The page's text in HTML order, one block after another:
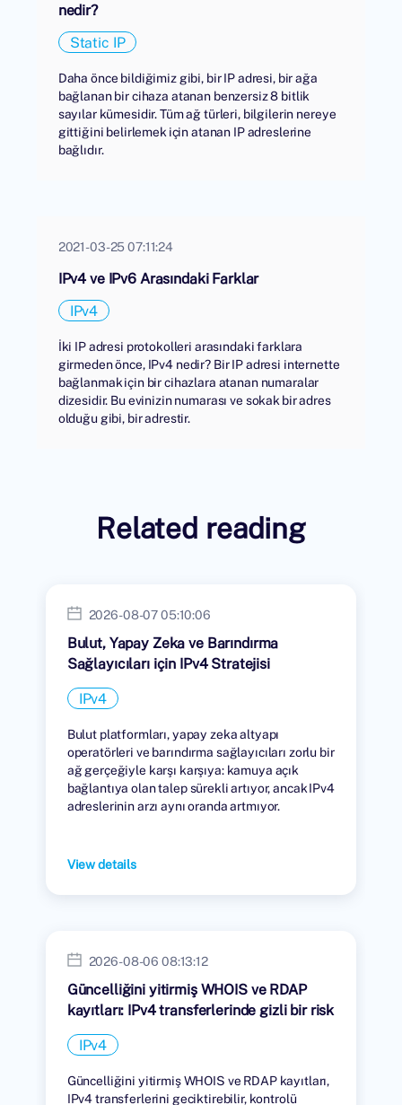
nedir?
Static IP
Daha önce bildiğimiz gibi, bir IP adresi, bir ağa
bağlanan bir cihaza atanan benzersiz 8 bitlik
sayılar kümesidir. Tüm ağ türleri, bilgilerin nereye
gittiğini belirlemek için atanan IP adreslerine
bağlıdır.
2021-03-25 07:11:24
IPv4 ve IPv6 Arasındaki Farklar
IPv4
İki IP adresi protokolleri arasındaki farklara
girmeden önce, IPv4 nedir? Bir IP adresi internette
bağlanmak için bir cihazlara atanan numaralar
dizesidir. Bu evinizin numarası ve sokak bir adres
olduğu gibi, bir adrestir.
Related reading
2026-08-07 05:10:06
Bulut, Yapay Zeka ve Barındırma
Sağlayıcıları için IPv4 Stratejisi
IPv4
Bulut platformları, yapay zeka altyapı
operatörleri ve barındırma sağlayıcıları zorlu bir
ağ gerçeğiyle karşı karşıya: kamuya açık
bağlantıya olan talep sürekli artıyor, ancak IPv4
adreslerinin arzı aynı oranda artmıyor.
View details
2026-08-06 08:13:12
Güncelliğini yitirmiş WHOIS ve RDAP
kayıtları: IPv4 transferlerinde gizli bir risk
IPv4
Güncelliğini yitirmiş WHOIS ve RDAP kayıtları,
IPv4 transferlerini geciktirebilir, kontrolü